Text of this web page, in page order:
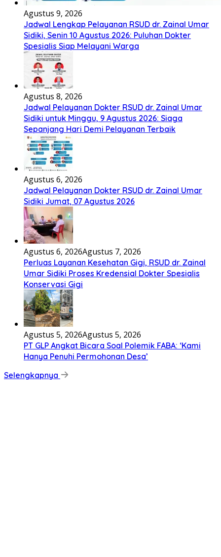
Agustus 9, 2026
Jadwal Lengkap Pelayanan RSUD dr. Zainal Umar
Sidiki, Senin 10 Agustus 2026: Puluhan Dokter
Spesialis Siap Melayani Warga
Agustus 8, 2026
Jadwal Pelayanan Dokter RSUD dr. Zainal Umar
Sidiki untuk Minggu, 9 Agustus 2026: Siaga
Sepanjang Hari Demi Pelayanan Terbaik
Agustus 6, 2026
Jadwal Pelayanan Dokter RSUD dr. Zainal Umar
Sidiki Jumat, 07 Agustus 2026
Agustus 6, 2026Agustus 7, 2026
Perluas Layanan Kesehatan Gigi, RSUD dr. Zainal
Umar Sidiki Proses Kredensial Dokter Spesialis
Konservasi Gigi
Agustus 5, 2026Agustus 5, 2026
PT GLP Angkat Bicara Soal Polemik FABA: ‘Kami
Hanya Penuhi Permohonan Desa’
Selengkapnya